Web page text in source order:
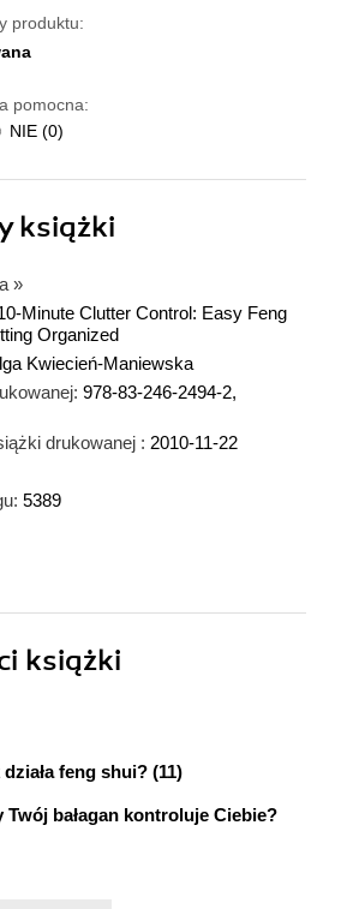
produktu:
pomocna:
NIE (0)
książki
»
Minute Clutter Control: Easy Feng
Organized
Kwiecień-Maniewska
978-83-246-2494-2,
drukowanej : 2010-11-22
5389
książki
działa feng shui? (11)
Twój bałagan kontroluje Ciebie?